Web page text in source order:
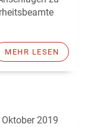
MEHR LESEN
2019